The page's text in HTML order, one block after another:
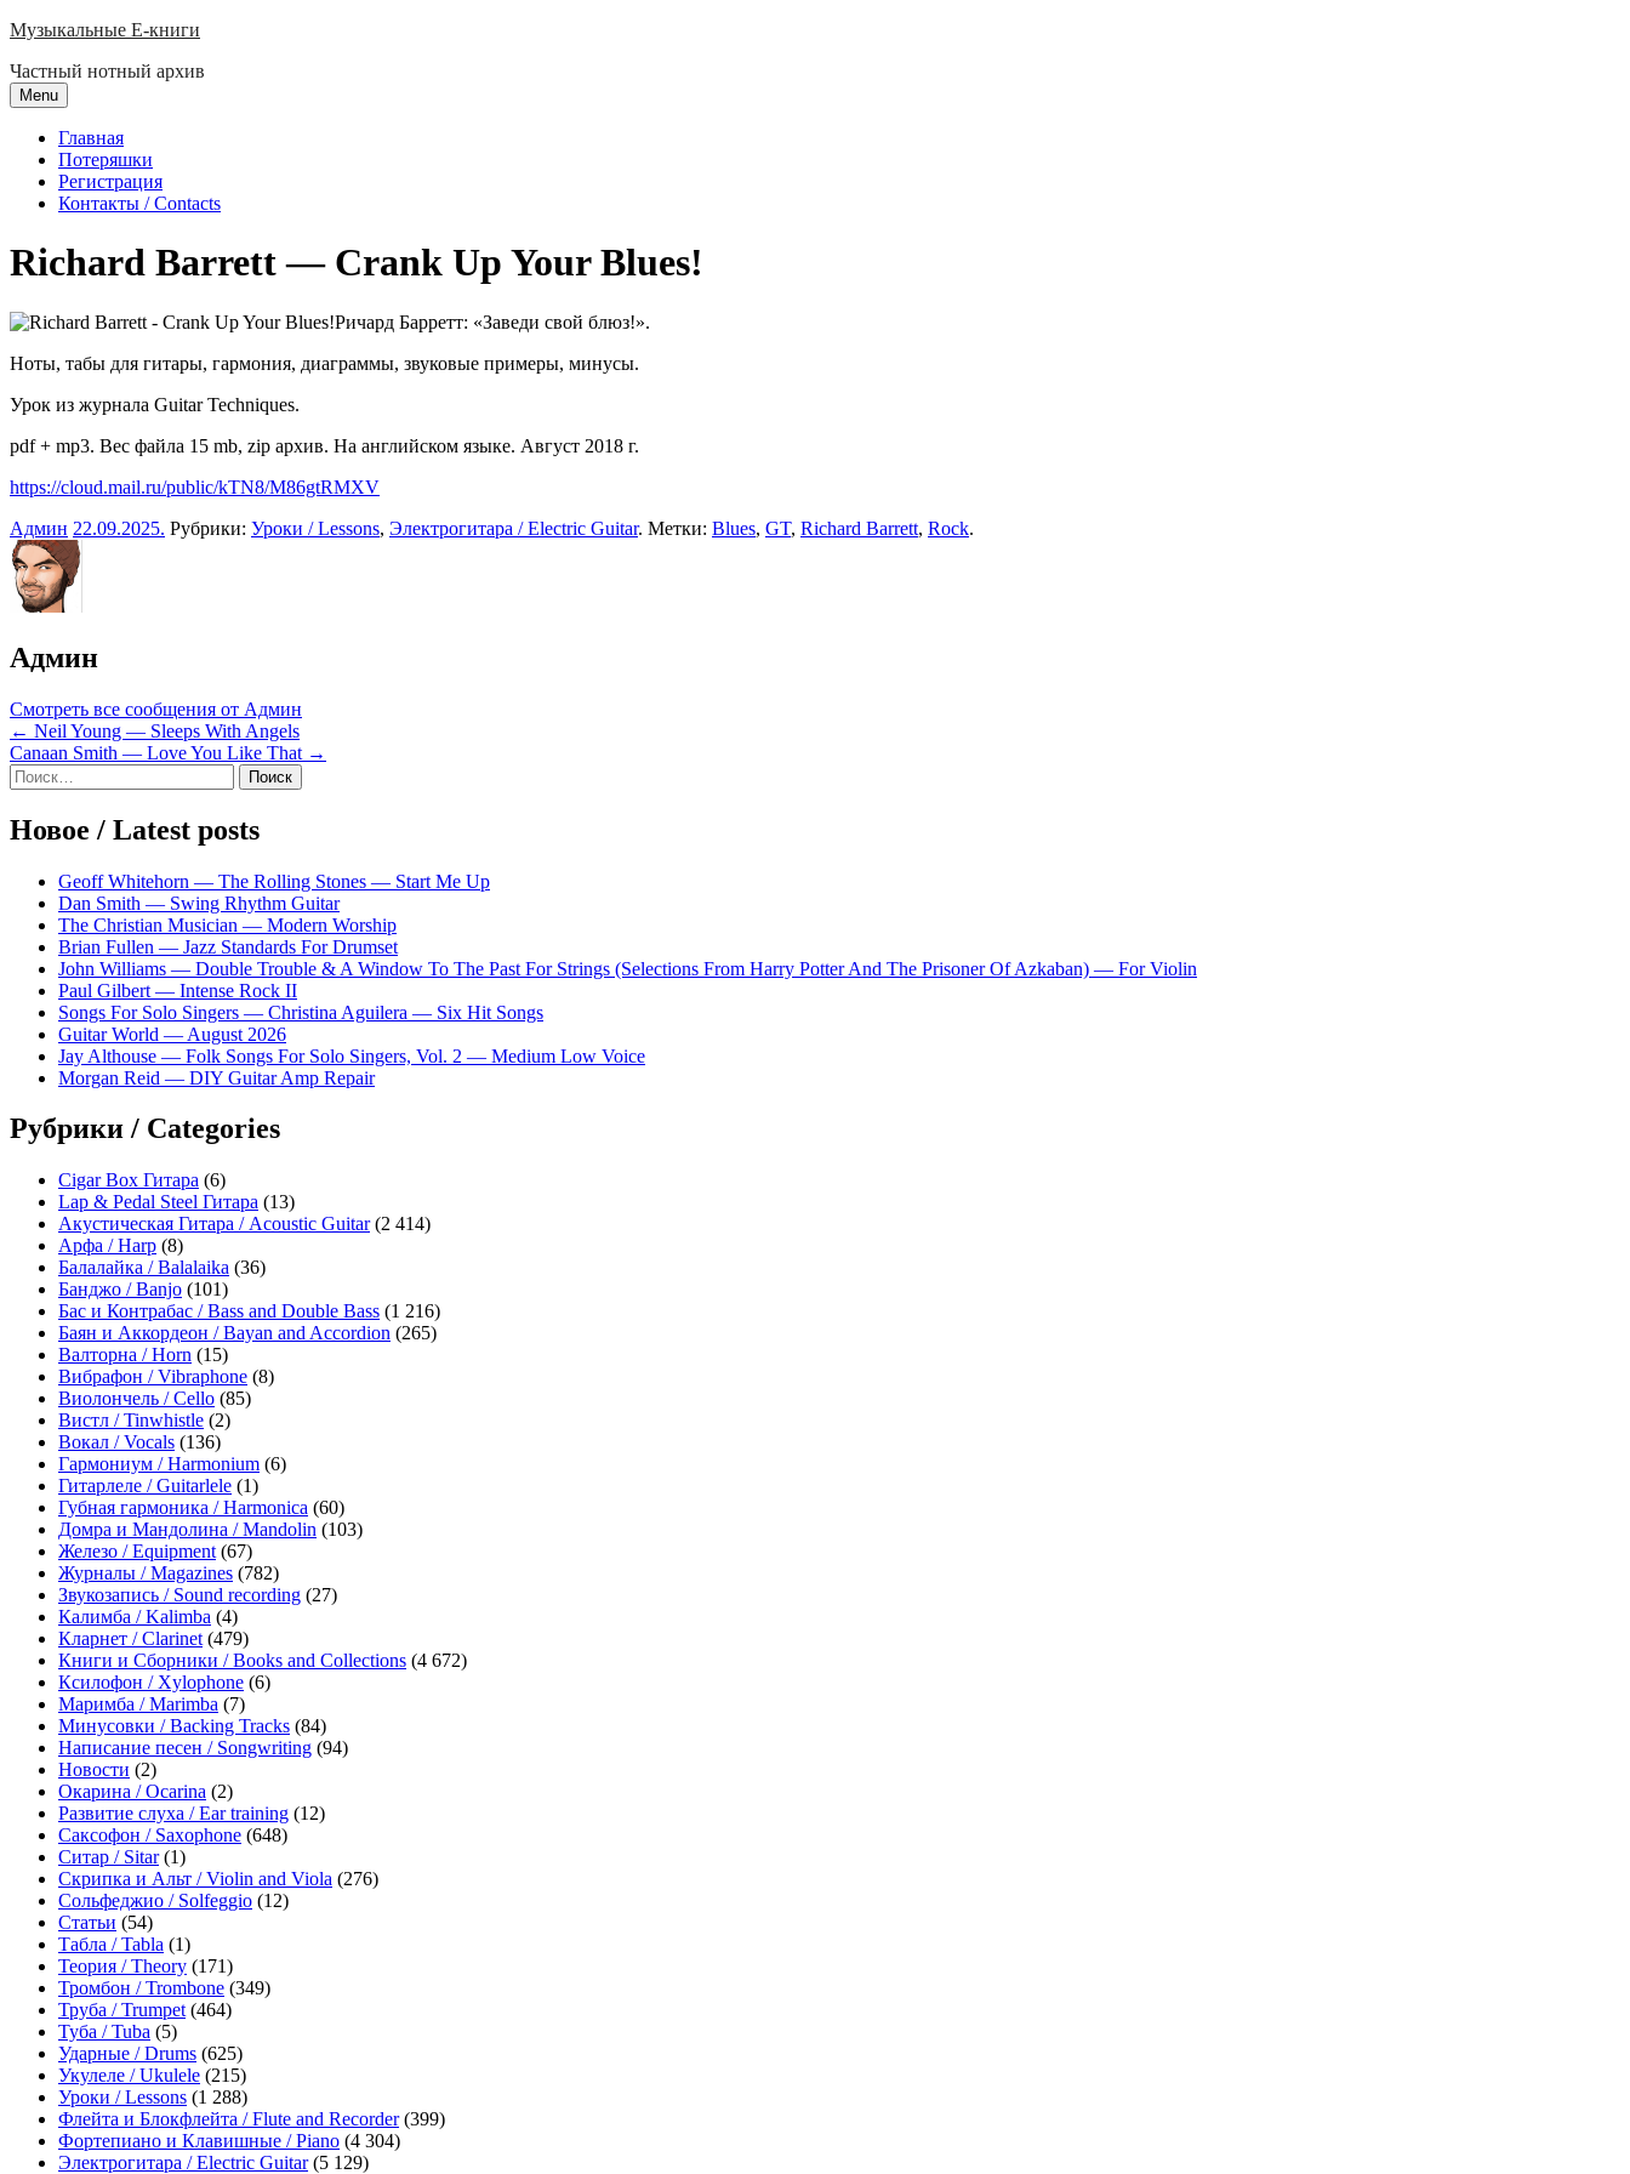
Skip
content
Музыкальные E-книги
Частный нотный архив
Menu
Главная
Потеряшки
Регистрация
Контакты / Contacts
Richard Barrett — Crank Up Your Blues!
Ричард Барретт: «Заведи свой блюз!».
Ноты, табы для гитары, гармония, диаграммы, звуковые примеры, минусы.
Урок из журнала Guitar Techniques.
pdf + mp3. Вес файла 15 mb, zip архив. На английском языке. Август 2018 г.
https://cloud.mail.ru/public/kTN8/M86gtRMXV
Админ 22.09.2025. Рубрики: Уроки / Lessons, Электрогитара / Electric Guitar. Метки: Blues, GT, Richard Barrett, Rock.
Админ
Смотреть все сообщения от Админ
Навигация
по
записям
← Neil Young — Sleeps With Angels
Canaan Smith — Love You Like That →
Sidebar
Найти:
Новое / Latest posts
Geoff Whitehorn — The Rolling Stones — Start Me Up
Dan Smith — Swing Rhythm Guitar
The Christian Musician — Modern Worship
Brian Fullen — Jazz Standards For Drumset
John Williams — Double Trouble & A Window To The Past For Strings (Selections From Harry Potter And The Prisoner Of Azkaban) — For Violin
Paul Gilbert — Intense Rock II
Songs For Solo Singers — Christina Aguilera — Six Hit Songs
Guitar World — August 2026
Jay Althouse — Folk Songs For Solo Singers, Vol. 2 — Medium Low Voice
Morgan Reid — DIY Guitar Amp Repair
Рубрики / Categories
Cigar Box Гитара (6)
Lap & Pedal Steel Гитара (13)
Акустическая Гитара / Acoustic Guitar(2 414)
Арфа / Harp (8)
Балалайка / Balalaika (36)
Банджо / Banjo (101)
Бас и Контрабас / Bass and Double Bass (1 216)
Баян и Аккордеон / Bayan and Accordion (265)
Валторна / Horn (15)
Вибрафон / Vibraphone (8)
Виолончель / Cello (85)
Вистл / Tinwhistle (2)
Вокал / Vocals (136)
Гармониум / Harmonium (6)
Гитарлеле / Guitarlele (1)
Губная гармоника / Harmonica (60)
Домра и Мандолина / Mandolin (103)
Железо / Equipment (67)
Журналы / Magazines (782)
Звукозапись / Sound recording (27)
Калимба / Kalimba (4)
Кларнет / Clarinet (479)
Книги и Сборники / Books and Collections (4 672)
Ксилофон / Xylophone (6)
Маримба / Marimba (7)
Минусовки / Backing Tracks (84)
Написание песен / Songwriting (94)
Новости (2)
Окарина / Ocarina (2)
Развитие слуха / Ear training (12)
Саксофон / Saxophone (648)
Ситар / Sitar(1)
Скрипка и Альт / Violin and Viola (276)
Сольфеджио / Solfeggio (12)
Статьи (54)
Табла / Tabla (1)
Теория / Theory (171)
Тромбон / Trombone (349)
Труба / Trumpet (464)
Туба / Tuba (5)
Ударные / Drums (625)
Укулеле / Ukulele (215)
Уроки / Lessons (1 288)
Флейта и Блокфлейта / Flute and Recorder(399)
Фортепиано и Клавишные / Piano (4 304)
Электрогитара / Electric Guitar(5 129)